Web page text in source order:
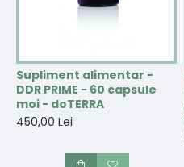
Supliment alimentar -
DDR PRIME - 60 capsule
moi - doTERRA
450,00 Lei